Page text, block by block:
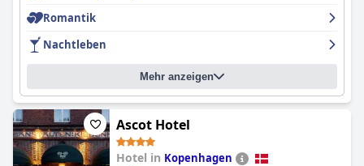
Hotel liegt in einem trendigen Viertel mit vielen
Ausgehmöglichkeiten. Die Betten werden für ihren Komfort
gelobt und bieten den Gästen eine erholsame Erfahrung. Alles in
allem ist dasAbsalon Hotelaufgrund seiner Lage, seiner
Ausstattung und seines hervorragenden Personals zu
empfehlen, was es zu einem perfekten Ausgangspunkt für eine
Reise nach Kopenhagen macht.
Romantik
Nachtleben
Mehr anzeigen
Ascot Hotel
Hotel in Kopenhagen